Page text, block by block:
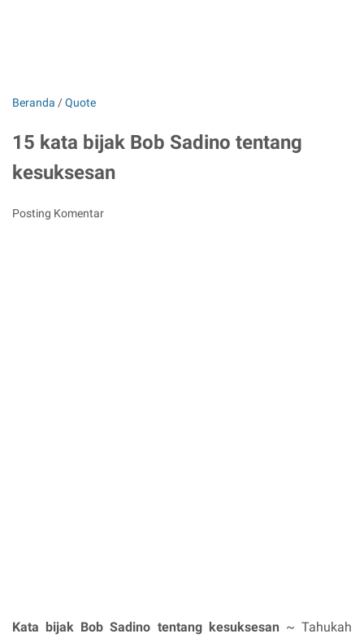
Beranda /Quote
15 kata bijak Bob Sadino tentang
kesuksesan
Posting Komentar
Kata bijak Bob Sadino tentang kesuksesan ~ Tahukah